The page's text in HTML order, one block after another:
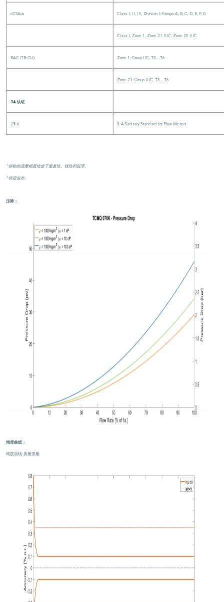
cCSAus Class I, II, III, Division I: Groups A, B, C, D, E, F, G
Class I, Zone 1, Zone 21 IIIC, Zone 20 IIIC
EAC (TR-CU) Zone 1: Group IIC, T3…T6
Zone 21: Group IIIC, T3…T6
3A 认证
28–6 3-A Sanitary Standard for Flow Meters
¹ 标称的流量精度结合了重复性、线性和迟滞。
² 待定发布。
压降：
精度曲线：
精度曲线–质量流量